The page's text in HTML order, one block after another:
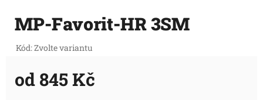
MP-Favorit-HR 3SM
Kód:Zvolte variantu
od 845 Kč